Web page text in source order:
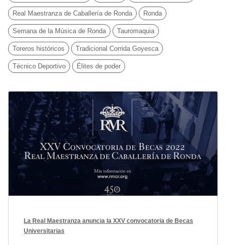
Real Maestranza de Caballería de Ronda Ronda
Semana de la Música de Ronda Tauromaquia
Toreros históricos Tradicional Corrida Goyesca
Técnico Deportivo Élites de poder
La Real Maestranza anuncia la XXV convocatoria de Becas
Universitarias